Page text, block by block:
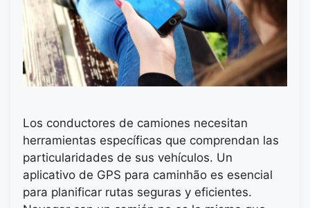
Los conductores de camiones necesitan
herramientas específicas que comprendan las
particularidades de sus vehículos. Un
aplicativo de GPS para caminhão es esencial
para planificar rutas seguras y eficientes.